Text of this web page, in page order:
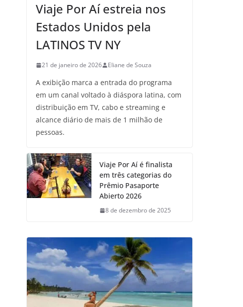
Viaje Por Aí estreia nos
Estados Unidos pela
LATINOS TV NY
21 de janeiro de 2026 Eliane de Souza
A exibição marca a entrada do programa
em um canal voltado à diáspora latina, com
distribuição em TV, cabo e streaming e
alcance diário de mais de 1 milhão de
pessoas.
Viaje Por Aí é finalista
em três categorias do
Prêmio Pasaporte
Abierto 2026
8 de dezembro de 2025